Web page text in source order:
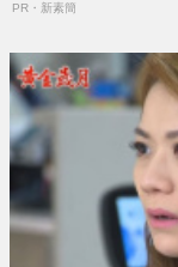
PR・新素簡